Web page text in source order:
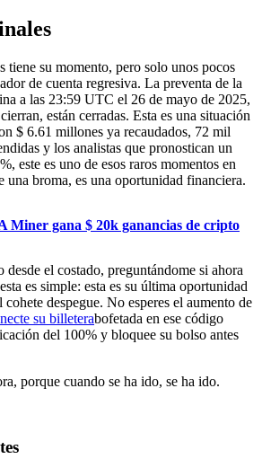
tiene su momento, pero solo unos pocos
de cuenta regresiva. La preventa de la
a las 23:59 UTC el 26 de mayo de 2025,
están cerradas. Esta es una situación
$ 6.61 millones ya recaudados, 72 mil
y los analistas que pronostican un
este es uno de esos raros momentos en
una broma, es una oportunidad financiera.
Miner gana $ 20k ganancias de cripto
desde el costado, preguntándome si ahora
es simple: esta es su última oportunidad
despegue. No esperes el aumento de
su billeterabofetada en ese código
del 100% y bloquee su bolso antes
porque cuando se ha ido, se ha ido.